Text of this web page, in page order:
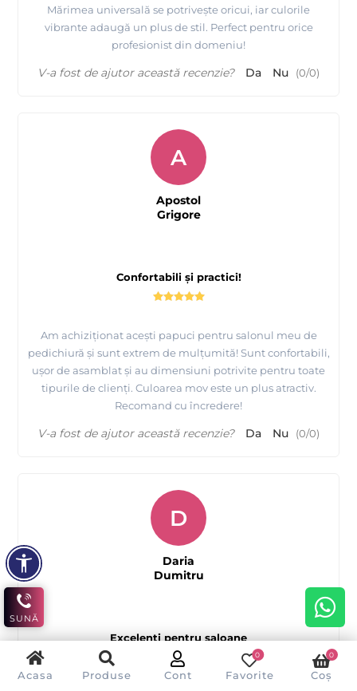
Acasa Produse Cont Favorite
0
Coș
0
Mărimea universală se potrivește oricui, iar culorile
vibrante adaugă un plus de stil. Perfect pentru orice
profesionist din domeniu!
V-a fost de ajutor această recenzie? Da Nu (0/0)
Confortabili și practici!
Am achiziționat acești papuci pentru salonul meu de
pedichiură și sunt extrem de mulțumită! Sunt confortabili,
ușor de asamblat și au dimensiuni potrivite pentru toate
tipurile de clienți. Culoarea mov este un plus atractiv.
Recomand cu încredere!
A
Apostol
Grigore
V-a fost de ajutor această recenzie? Da Nu (0/0)
Excelenți pentru saloane
D
Daria
Dumitru
SUNĂ